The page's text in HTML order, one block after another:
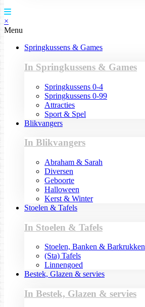
×
Menu
Springkussens & Games
In Springkussens & Games
Springkussens 0-4
Springkussens 0-99
Attracties
Sport & Spel
Blikvangers
In Blikvangers
Abraham & Sarah
Diversen
Geboorte
Halloween
Kerst & Winter
Stoelen & Tafels
In Stoelen & Tafels
Stoelen, Banken & Barkrukken
(Sta) Tafels
Linnengoed
Bestek, Glazen & servies
In Bestek, Glazen & servies